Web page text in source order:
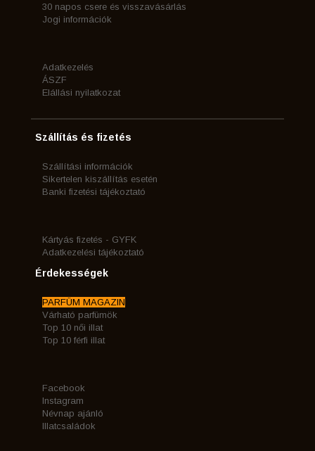
30 napos csere és visszavásárlás
Jogi információk
Adatkezelés
ÁSZF
Elállási nyilatkozat
Szállítás és fizetés
Szállítási információk
Sikertelen kiszállítás esetén
Banki fizetési tájékoztató
Kártyás fizetés - GYFK
Adatkezelési tájékoztató
Érdekességek
PARFÜM MAGAZIN
Várható parfümök
Top 10 női illat
Top 10 férfi illat
Facebook
Instagram
Névnap ajánló
Illatcsaládok